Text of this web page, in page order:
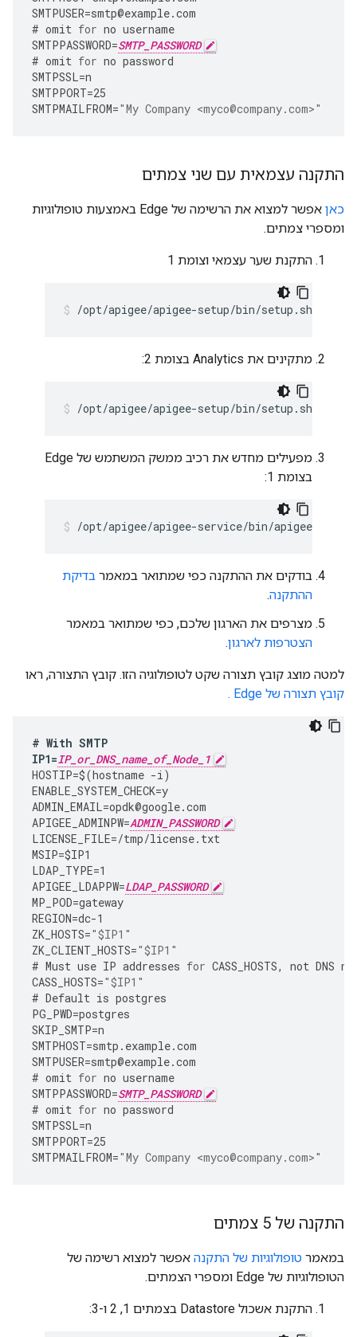
SMTPUSER=smtp@example.com
# omit for no username
SMTPPASSWORD=SMTP_PASSWORD
# omit for no password
SMTPSSL=n
SMTPPORT=25
SMTPMAILFROM="My Company <myco@company.com>"
התקנה עצמאית עם שני צמתים
כאן
אפשר למצוא את הרשימה של Edge באמצעות טופולוגיות
ומספרי צמתים.
התקנת שער עצמאי וצומת 1
/opt/apigee/apigee-setup/bin/setup.sh -p
מתקינים את Analytics בצומת 2:
/opt/apigee/apigee-setup/bin/setup.sh -p
מפעילים מחדש את רכיב ממשק המשתמש של Edge
בצומת 1:
/opt/apigee/apigee-service/bin/apigee-
בודקים את ההתקנה כפי שמתואר במאמר בדיקת
ההתקנה.
מצרפים את הארגון שלכם, כפי שמתואר במאמר
הצטרפות לארגון.
למטה מוצג קובץ תצורה שקט לטופולוגיה הזו. קובץ התצורה, ראו
קובץ תצורה של Edge .
# With SMTP
IP1=IP_or_DNS_name_of_Node_1
HOSTIP=$(hostname -i)
ENABLE_SYSTEM_CHECK=y
ADMIN_EMAIL=opdk@google.com
APIGEE_ADMINPW=ADMIN_PASSWORD
LICENSE_FILE=/tmp/license.txt
MSIP=$IP1
LDAP_TYPE=1
APIGEE_LDAPPW=LDAP_PASSWORD
MP_POD=gateway
REGION=dc-1
ZK_HOSTS="$IP1"
ZK_CLIENT_HOSTS="$IP1"
# Must use IP addresses for CASS_HOSTS, not DNS
CASS_HOSTS="$IP1"
# Default is postgres
PG_PWD=postgres
SKIP_SMTP=n
SMTPHOST=smtp . example.com
SMTPUSER=smtp@example.com
# omit for no username
SMTPPASSWORD=SMTP_PASSWORD
# omit for no password
SMTPSSL=n
SMTPPORT=25
SMTPMAILFROM="My Company <myco@company.com>"
התקנה של 5 צמתים
במאמר טופולוגיות של התקנה אפשר למצוא רשימה של
הטופולוגיות של Edge ומספרי הצמתים.
התקנת אשכול Datastore בצמתים 1, 2 ו-3: